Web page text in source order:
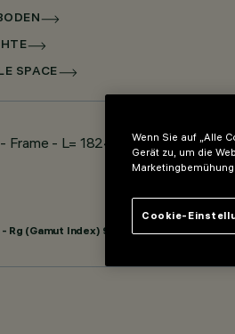
SPACE
Frame - L= 1824 - 48Vdc (PWM) -
(Gamut Index) 95
Wenn Sie auf „Alle
Gerät zu, um die
Cookie-